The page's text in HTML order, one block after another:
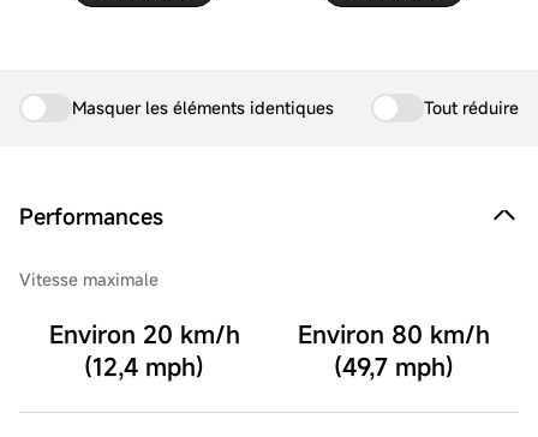
Masquer les éléments identiques Tout réduire
Performances
Vitesse maximale
Environ 20 km/h
(12,4 mph)
Environ 80 km/h
(49,7 mph)